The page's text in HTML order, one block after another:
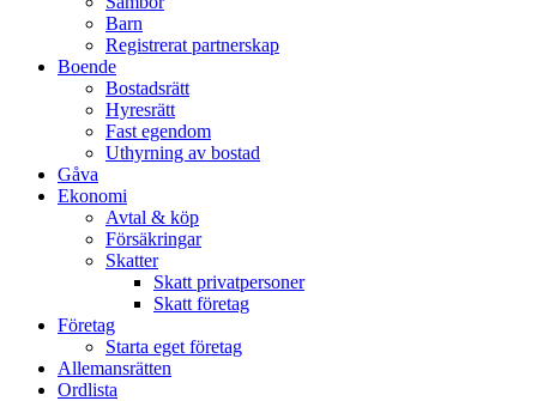
Barn
Registrerat partnerskap
Boende
Bostadsrätt
Hyresrätt
Fast egendom
Uthyrning av bostad
Gåva
Ekonomi
Avtal & köp
Försäkringar
Skatter
Skatt privatpersoner
Skatt företag
Företag
Starta eget företag
Allemansrätten
Ordlista